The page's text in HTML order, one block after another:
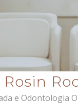
Rosin
e Odontologia